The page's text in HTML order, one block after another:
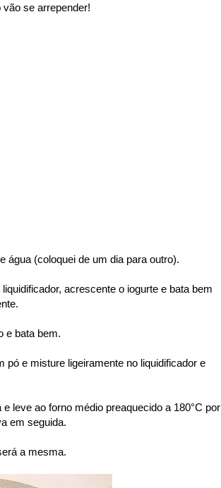
se arrepender!
água (coloquei de um dia para outro).
acrescente o iogurte e bata bem
e bata bem.
pó e misture ligeiramente no liquidificador e
leve ao forno médio preaquecido a 180°C por
em seguida.
a mesma.